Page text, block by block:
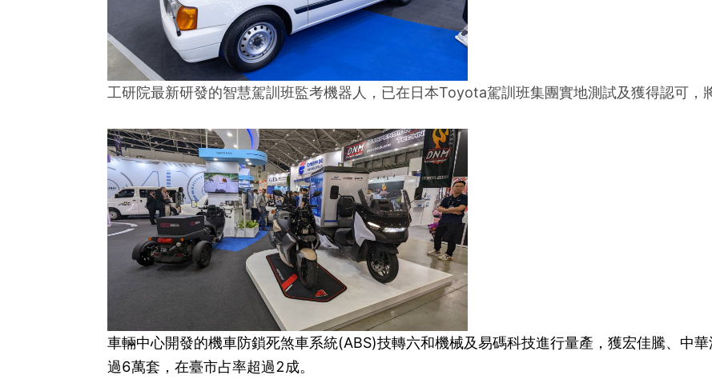
工研院最新研發的智慧駕訓班監考機器人，已在日本Toyota駕訓班集團實地測試及獲得認可，
車輛中心開發的機車防鎖死煞車系統(ABS)技轉六和機械及易碼科技進行量產，獲宏佳騰、中
過6萬套，在臺市占率超過2成。